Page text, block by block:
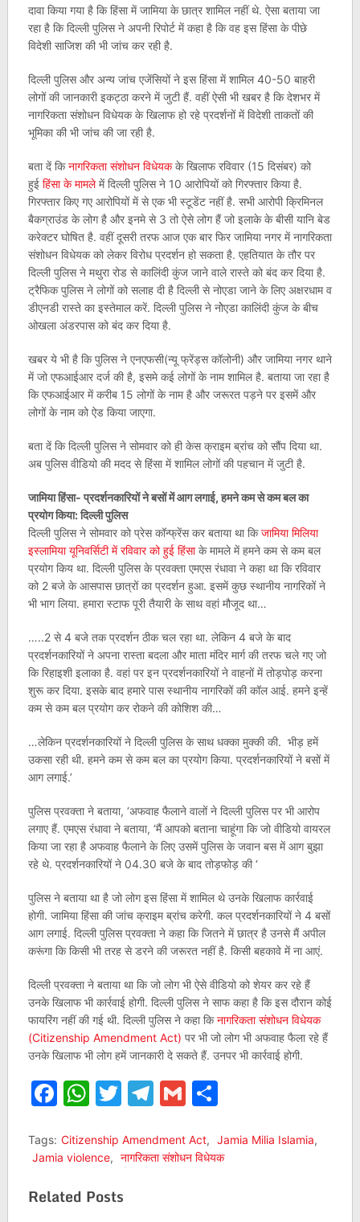
दावा किया गया है कि हिंसा में जामिया के छात्र शामिल नहीं थे. ऐसा बताया जा
रहा है कि दिल्ली पुलिस ने अपनी रिपोर्ट में कहा है कि वह इस हिंसा के पीछे
विदेशी साजिश की भी जांच कर रही है.
दिल्ली पुलिस और अन्य जांच एजेंसियों ने इस हिंसा में शामिल 40-50 बाहरी
लोगों की जानकारी इकट्ठा करने में जुटी हैं. वहीं ऐसी भी खबर है कि देशभर में
नागरिकता संशोधन विधेयक के खिलाफ हो रहे प्रदर्शनों में विदेशी ताकतों की
भूमिका की भी जांच की जा रही है.
बता दें किनागरिकता संशोधन विधेयकके खिलाफ रविवार (15 दिसंबर) को
हुई हिंसा के मामलेमें दिल्ली पुलिस ने 10 आरोपियों को गिरफ्तार किया है.
गिरफ्तार किए गए आरोपियों में से एक भी स्टूडेंट नहीं है. सभी आरोपी क्रिमिनल
बैकग्राउंड के लोग है और इनमे से 3 तो ऐसे लोग हैं जो इलाके के बीसी यानि बेड
करेक्टर घोषित है. वहीं दूसरी तरफ आज एक बार फिर जामिया नगर में नागरिकता
संशोधन विधेयक को लेकर विरोध प्रदर्शन हो सकता है. एहतियात के तौर पर
दिल्ली पुलिस ने मथुरा रोड से कालिंदी कुंज जाने वाले रास्ते को बंद कर दिया है.
ट्रैफिक पुलिस ने लोगों को सलाह दी है दिल्ली से नोएडा जाने के लिए अक्षरधाम व
डीएनडी रास्ते का इस्तेमाल करें. दिल्ली पुलिस ने नोेएडा कालिंदी कुंज के बीच
ओखला अंडरपास को बंद कर दिया है.
खबर ये भी है कि पुलिस ने एनएफसी(न्यू फ्रेंड्स कॉलोनी) और जामिया नगर थाने
में जो एफआईआर दर्ज की है, इसमे कई लोगों के नाम शामिल है. बताया जा रहा है
कि एफआईआर में करीब 15 लोगों के नाम है और जरूरत पड़ने पर इसमें और
लोगों के नाम को ऐड किया जाएगा.
बता दें कि दिल्ली पुलिस ने सोमवार को ही केस क्राइम ब्रांच को सौंप दिया था.
अब पुलिस वीडियो की मदद से हिंसा में शामिल लोगों की पहचान में जुटी है.
जामिया हिंसा- प्रदर्शनकारियों ने बसों में आग लगाई, हमने कम से कम बल का
प्रयोग किया: दिल्ली पुलिस
दिल्ली पुलिस ने सोमवार को प्रेस कॉन्फ्रेंस कर बताया था किजामिया मिलिया
इस्लामिया यूनिवर्सिटी में रविवार को हुई हिंसाके मामले में हमने कम से कम बल
प्रयोग किय था. दिल्ली पुलिस के प्रवक्ता एमएस रंधावा ने कहा था कि रविवार
को 2 बजे के आसपास छात्रों का प्रदर्शन हुआ. इसमें कुछ स्थानीय नागरिकों ने
भी भाग लिया. हमारा स्टाफ पूरी तैयारी के साथ वहां मौजूद था…
…..2 से 4 बजे तक प्रदर्शन ठीक चल रहा था. लेकिन 4 बजे के बाद
प्रदर्शनकारियों ने अपना रास्ता बदला और माता मंदिर मार्ग की तरफ चले गए जो
कि रिहाइशी इलाका है. वहां पर इन प्रदर्शनकारियों ने वाहनों में तोड़पोड़ करना
शुरू कर दिया. इसके बाद हमारे पास स्थानीय नागरिकों की कॉल आई. हमने इन्हें
कम से कम बल प्रयोग कर रोकने की कोशिश की…
…लेकिन प्रदर्शनकारियों ने दिल्ली पुलिस के साथ धक्का मुक्की की. भीड़ हमें
उकसा रही थी. हमने कम से कम बल का प्रयोग किया. प्रदर्शनकारियों ने बसों में
आग लगाई.’
पुलिस प्रवक्ता ने बताया, ‘अफवाह फैलाने वालों ने दिल्ली पुलिस पर भी आरोप
लगाए हैं. एमएस रंधावा ने बताया, ‘मैं आपको बताना चाहूंगा कि जो वीडियो वायरल
किया जा रहा है अफवाह फैलाने के लिए उसमें पुलिस के जवान बस में आग बुझा
रहे थे. प्रदर्शनकारियों ने 04.30 बजे के बाद तोड़फोड़ की ‘
पुलिस ने बताया था है जो लोग इस हिंसा में शामिल थे उनके खिलाफ कार्रवाई
होगी. जामिया हिंसा की जांच क्राइम ब्रांच करेगी. कल प्रदर्शनकारियों ने 4 बसों
आग लगाई. दिल्ली पुलिस प्रवक्ता ने कहा कि जितने में छात्र है उनसे मैं अपील
करूंगा कि किसी भी तरह से डरने की जरूरत नहीं है. किसी बहकावे में ना आएं.
दिल्ली प्रवक्ता ने बताया था कि जो लोग भी ऐसे वीडियो को शेयर कर रहे हैं
उनके खिलाफ भी कार्रवाई होगी. दिल्ली पुलिस ने साफ कहा है कि इस दौरान कोई
फायरिंग नहीं की गई थी. दिल्ली पुलिस ने कहा किनागरिकता संशोधन विधेयक
(Citizenship Amendment Act) पर भी जो लोग भी अफवाह फैला रहे हैं
उनके खिलाफ भी लोग हमें जानकारी दे सकते हैं. उनपर भी कार्रवाई होगी.
Facebook
WhatsApp
Twitter
Telegram
GmailShare
Tags: Citizenship Amendment Act, Jamia Milia Islamia,
Jamia violence, नागरिकता संशोधन विधेयक
Related Posts